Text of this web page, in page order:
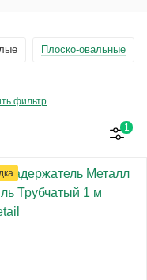
Плоско-овальные
фильтр
1